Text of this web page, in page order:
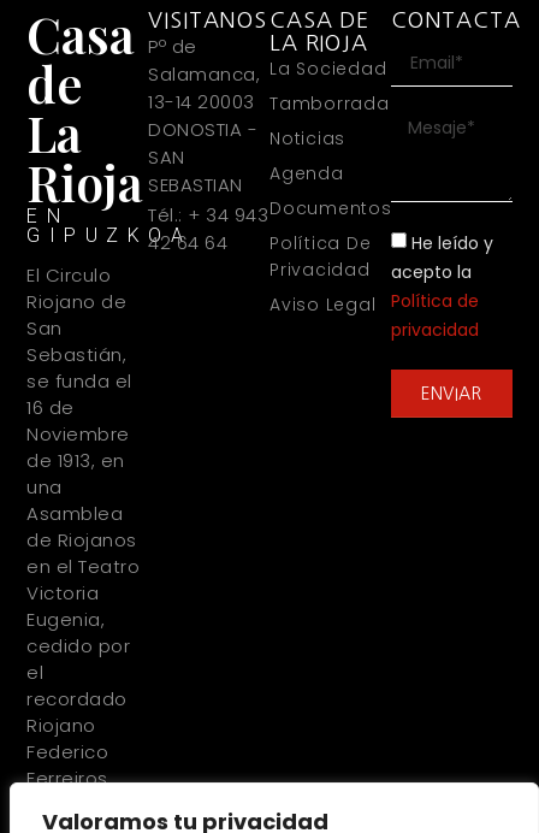
Valoramos tu privacidad
Casa
de
La
Rioja
EN
GIPUZKOA
El Circulo
Riojano de
San
Sebastián,
se funda el
16 de
Noviembre
de 1913, en
una
Asamblea
de Riojanos
en el Teatro
Victoria
Eugenia,
cedido por
el
recordado
Riojano
Federico
Ferreiros
VISITANOS
Pº de
Salamanca,
13-14 20003
DONOSTIA -
SAN
SEBASTIAN
Tél.: + 34 943
42 64 64
CASA DE
LA RIOJA
La Sociedad
Tamborrada
Noticias
Agenda
Documentos
Política De
Privacidad
Aviso Legal
CONTACTA
He leído y
acepto la
Política de
privacidad
ENVIAR